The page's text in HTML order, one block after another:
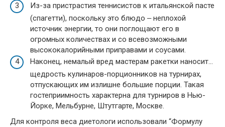
Из-за пристрастия теннисистов к итальянской пасте
(спагетти), поскольку это блюдо ‒ неплохой
источник энергии, то они поглощают его в
огромных количествах и со всевозможными
высококалорийными приправами и соусами.
Наконец, немалый вред мастерам ракетки наносит...
щедрость кулинаров-порционников на турнирах,
отпускающих им излишне большие порции. Такая
гостеприимность характерна для турниров в Нью-
Йорке, Мельбурне, Штутгарте, Москве.
Для контроля веса диетологи использовали “Формулу